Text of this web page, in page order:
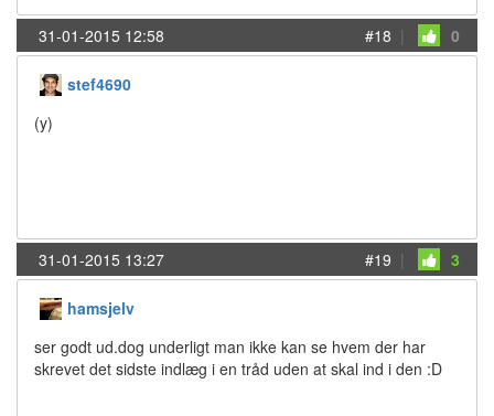
31-01-2015 12:58 #18 | 0
stef4690
(y)
31-01-2015 13:27 #19 | 3
hamsjelv
ser godt ud.dog underligt man ikke kan se hvem der har
skrevet det sidste indlæg i en tråd uden at skal ind i den :D